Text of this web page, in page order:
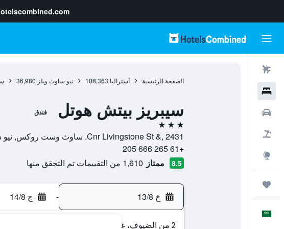
الصفحة الرئيسية أستراليا 108,363 نيو ساوث ويلز 36,980
سيبريز بيتش هوتل فندق
3 نجوم
Cnr Livingstone St &, 2431, ساوث وست روكس, نيو ساوث ويلز, أستراليا
+61 265 666 205
8.5 ممتاز 1,610 من التقييمات تم التحقق منها
خ 13/8 - ج 14/8
2 من الضيوف، غرفة واحدة